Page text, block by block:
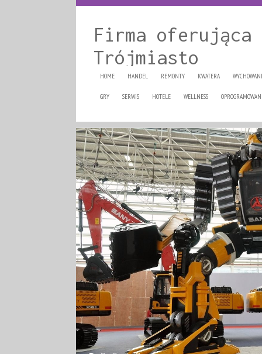
Firma oferująca
Trójmiasto
HOME HANDEL REMONTY KWATERA
GRY SERWIS HOTELE WELLNESS